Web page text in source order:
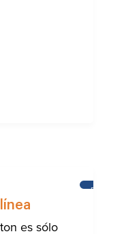
es sólo